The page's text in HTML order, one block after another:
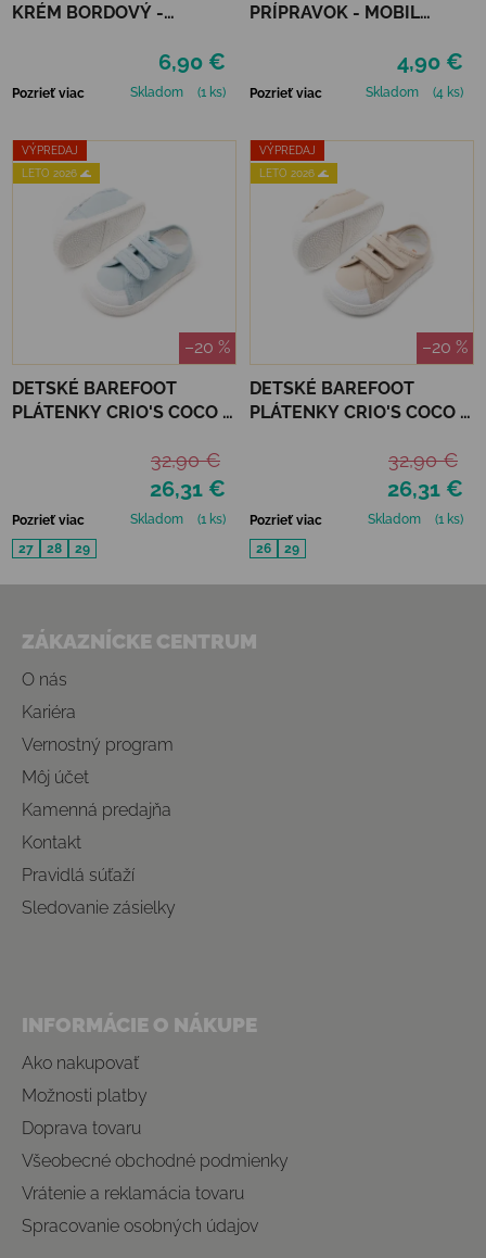
KRÉM BORDOVÝ -
6,90 €
Pozrieť viac Skladom (1 ks)
PRÍPRAVOK - MOBIL
4,90 €
Pozrieť viac Skladom (4 ks)
VÝPREDAJ
LETO 2026 🌊
–20 %
DETSKÉ BAREFOOT
PLÁTENKY CRIO'S COCO -
26,31 €
32,90 €
Pozrieť viac Skladom
(1 ks)
27
28 29
VÝPREDAJ
LETO 2026 🌊
–20 %
DETSKÉ BAREFOOT
PLÁTENKY CRIO'S COCO -
26,31 €
32,90 €
Pozrieť viac Skladom
(1 ks)
26
29
ZÁKAZNÍCKE CENTRUM
O nás
Kariéra
Vernostný program
Môj účet
Kamenná predajňa
Kontakt
Pravidlá súťaží
Sledovanie zásielky
INFORMÁCIE O NÁKUPE
Ako nakupovať
Možnosti platby
Doprava tovaru
Všeobecné obchodné podmienky
Vrátenie a reklamácia tovaru
Spracovanie osobných údajov